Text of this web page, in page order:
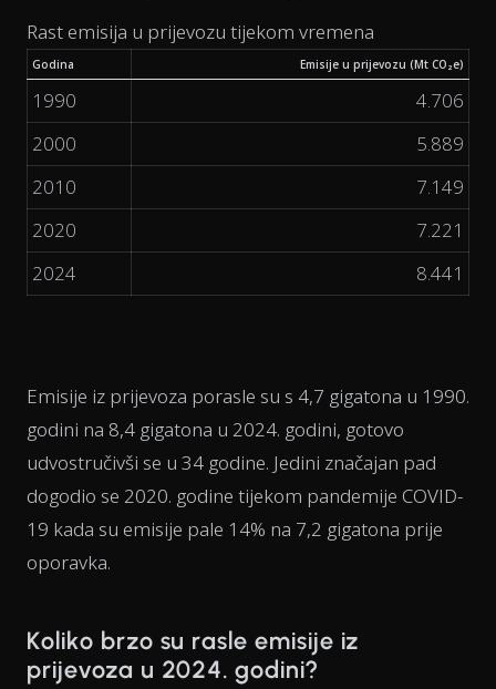
Rast emisija u prijevozu tijekom vremena
Godina Emisije u prijevozu (Mt CO₂e)
1990
4.706
2000
5.889
2010
7.149
2020
7.221
2024
8.441
Emisije iz prijevoza porasle su s 4,7 gigatona u 1990.
godini na 8,4 gigatona u 2024. godini, gotovo
udvostručivši se u 34 godine. Jedini značajan pad
dogodio se 2020. godine tijekom pandemije COVID-
19 kada su emisije pale 14% na 7,2 gigatona prije
oporavka.
Koliko brzo su rasle emisije iz
prijevoza u 2024. godini?